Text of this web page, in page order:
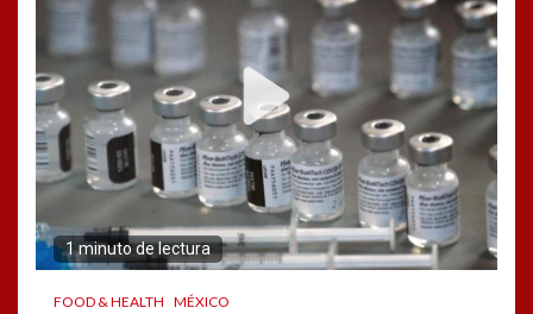
1 minuto de lectura
FOOD & HEALTH MÉXICO